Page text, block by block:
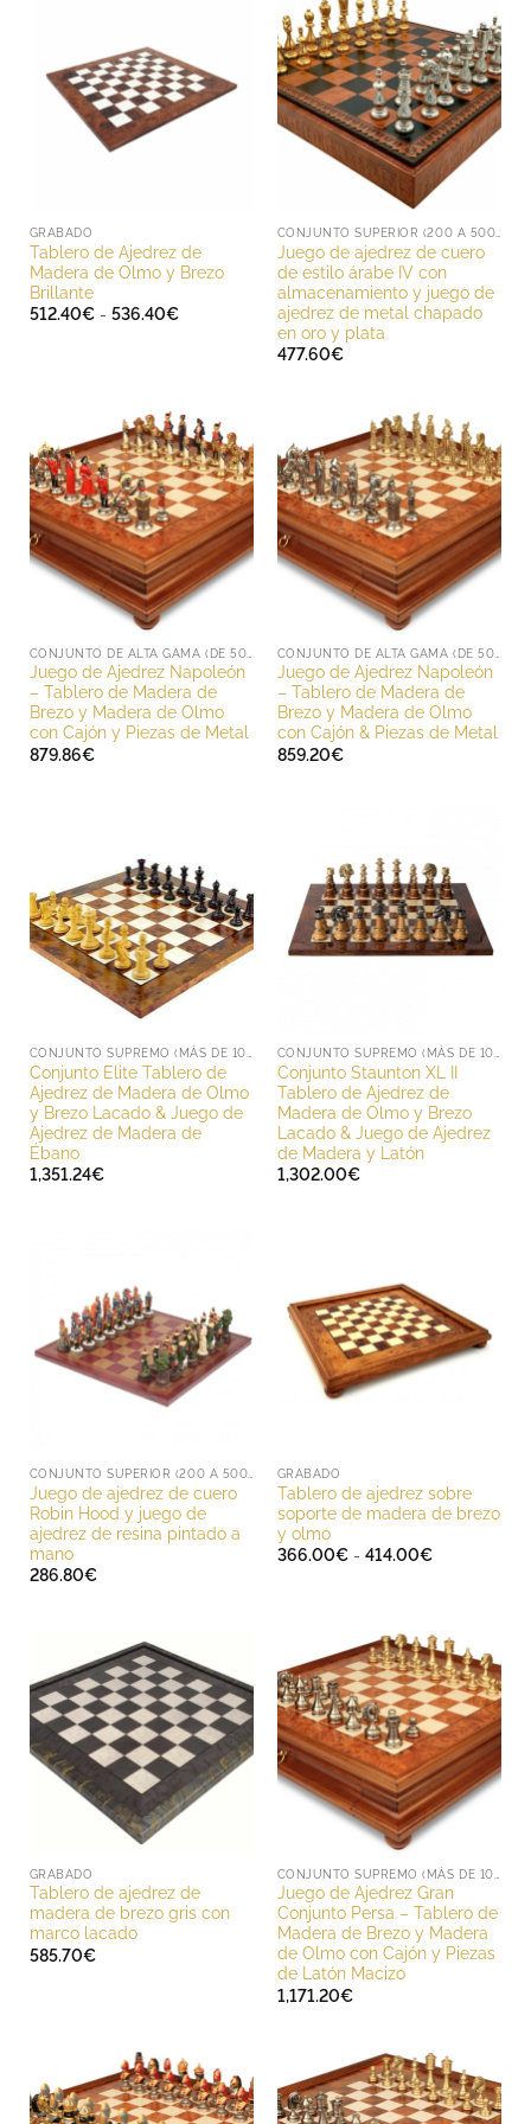
GRABADO
Tablero de Ajedrez de
Madera de Olmo y Brezo
Brillante
512.40€ - 536.40€Rango
Juego de ajedrez de cuero
de estilo árabe IV con
almacenamiento y juego de
ajedrez de metal chapado
en oro y plata
477.60€
Juego de Ajedrez Napoleón
– Tablero de Madera de
Brezo y Madera de Olmo
con Cajón y Piezas de Metal
879.86€
Juego de Ajedrez Napoleón
– Tablero de Madera de
Brezo y Madera de Olmo
con Cajón & Piezas de Metal
859.20€
Conjunto Elite Tablero de
Ajedrez de Madera de Olmo
y Brezo Lacado & Juego de
Ajedrez de Madera de
Ébano
1,351.24€
Conjunto Staunton XL II
Tablero de Ajedrez de
Madera de Olmo y Brezo
Lacado & Juego de Ajedrez
de Madera y Latón
1,302.00€
Juego de ajedrez de cuero
Robin Hood y juego de
ajedrez de resina pintado a
mano
286.80€
GRABADO
Tablero de ajedrez sobre
soporte de madera de brezo
y olmo
366.00€ - 414.00€Rango
hasta
414.00€
GRABADO
Tablero de ajedrez de
madera de brezo gris con
marco lacado
585.70€
Juego de Ajedrez Gran
Conjunto Persa – Tablero de
Madera de Brezo y Madera
de Olmo con Cajón y Piezas
de Latón Macizo
1,171.20€